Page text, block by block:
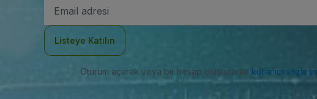
posta
Listeye Katılın
Oturum açarak veya bir hesap oluşturarak kullanıcı